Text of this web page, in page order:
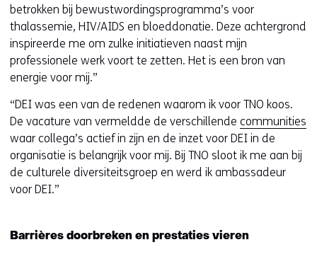
betrokken bij bewustwordingsprogramma’s voor
thalassemie, HIV/AIDS en bloeddonatie. Deze achtergrond
inspireerde me om zulke initiatieven naast mijn
professionele werk voort te zetten. Het is een bron van
energie voor mij.”
“DEI was een van de redenen waarom ik voor TNO koos.
De vacature van vermeldde de verschillende communities
waar collega’s actief in zijn en de inzet voor DEI in de
organisatie is belangrijk voor mij. Bij TNO sloot ik me aan bij
de culturele diversiteitsgroep en werd ik ambassadeur
voor DEI.”
Barrières doorbreken en prestaties vieren